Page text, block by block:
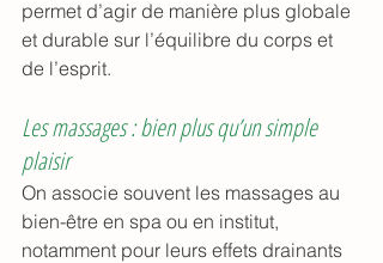
permet d’agir de manière plus globale
et durable sur l’équilibre du corps et
de l’esprit.
Les massages : bien plus qu’un simple
plaisir
On associe souvent les massages au
bien-être en spa ou en institut,
notamment pour leurs effets drainants